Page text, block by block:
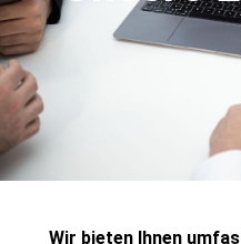
Wir bieten Ihnen